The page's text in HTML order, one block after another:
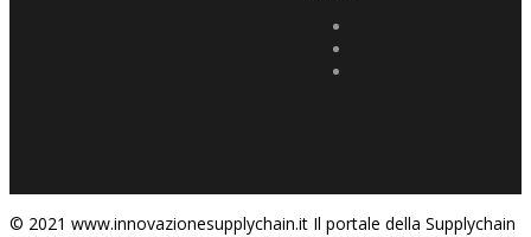
© 2021 www.innovazionesupplychain.it Il portale della Supplychain